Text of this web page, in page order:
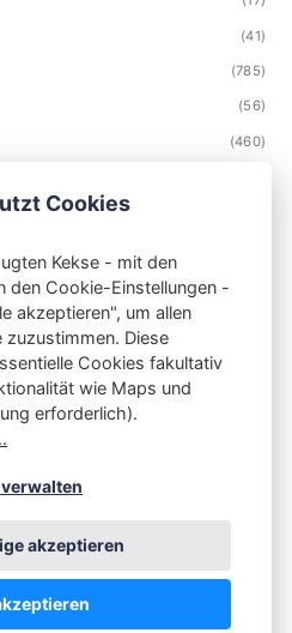
(41)
(785)
(56)
(460)
Blog Network (iOSBN)
❤️ & Publii CMS
Cookies
Kekse - mit den
den Cookie-Einstellungen -
akzeptieren", um allen
zuzustimmen. Diese
Cookies fakultativ
wie Maps und
erforderlich).
akzeptieren